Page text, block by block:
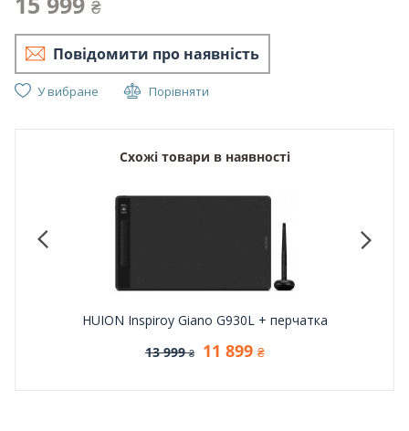
₴
Повідомити про наявність
У вибране Порівняти
Схожі товари в наявності
HUION Inspiroy Giano G930L + перчатка
13 999 ₴ 11 899 ₴